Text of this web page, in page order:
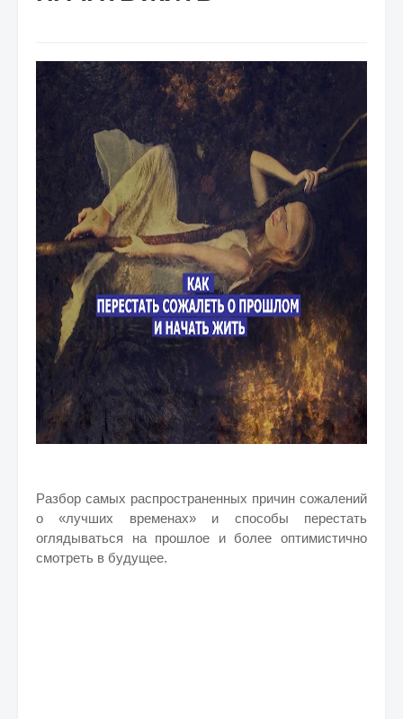
Разбор самых распространенных причин сожалений
о «лучших временах» и способы перестать
оглядываться на прошлое и более оптимистично
смотреть в будущее.